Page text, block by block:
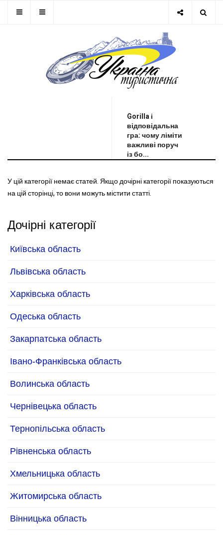
Gorilla і
відповідальна
гра: чому ліміти
важливі поруч
із бо...
У цій категорії немає статей. Якщо дочірні категорії показуються
на цій сторінці, то вони можуть містити статті.
Дочірні категорії
Київська область
Львівська область
Харківська область
Одеська область
Закарпатська область
Івано-Франківська область
Волинська область
Чернівецька область
Тернопільська область
Рівненська область
Хмельницька область
Житомирська область
Вінницька область